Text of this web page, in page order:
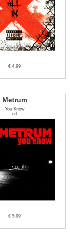
€ 4.99
Metrum
You Know
cd
€ 5.99